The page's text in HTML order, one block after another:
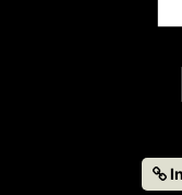
【シマノ】11-12エク
【シマノ】11エクスセ